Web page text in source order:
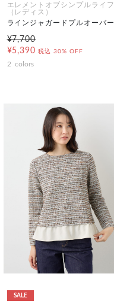
エレメントオブシンプルライフ
（レディス）
ラインジャガードプルオーバー
¥7,700
¥5,390 税込 30% OFF
2 colors
SALE